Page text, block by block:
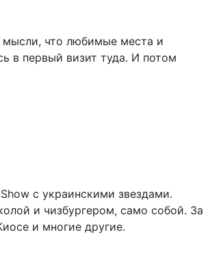
мысли, что любимые места и
в первый визит туда. И потом
с украинскими звездами.
и чизбургером, само собой. За
и многие другие.